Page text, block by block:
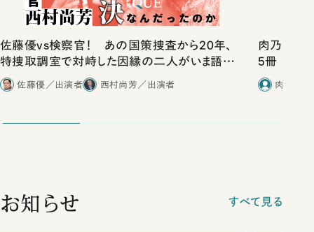
佐藤優vs検察官！ あの国策捜査から20年、
特捜取調室で対峙した因縁の二人がいま語り
合ったこと
佐藤優／出演者 西村尚芳／出演者
肉乃小路
5冊
肉乃小路
お知らせ すべて見る